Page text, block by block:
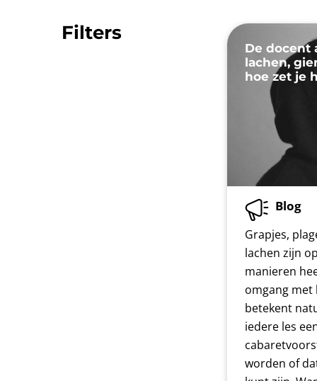
Filters
De docent
lachen,
hoe zet je
Blog
Grapjes,
lachen zijn
manieren
omgang met
betekent
iedere les
worden of